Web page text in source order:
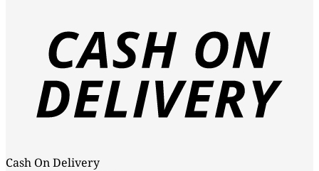
Cash On Delivery